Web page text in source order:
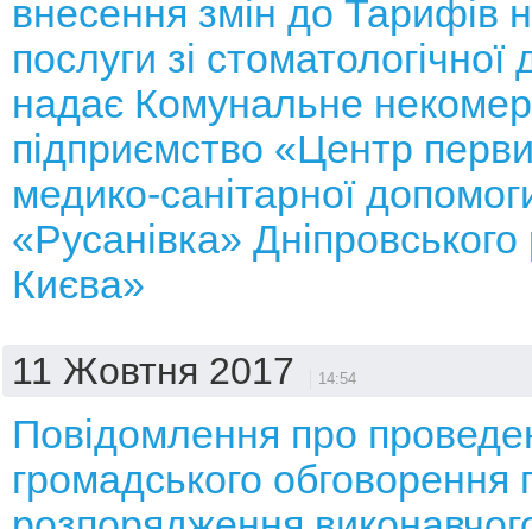
внесення змін до Тарифів
послуги зі стоматологічної
надає Комунальне
підприємство «Центр
медико-санітарної
«Русанівка»
Києва»
11 Жовтня 2017 14:54
Повідомлення про
громадського обговорення